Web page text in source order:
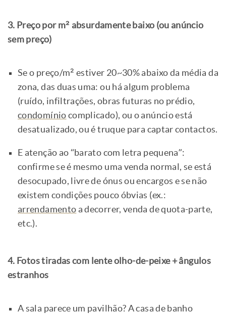
3. Preço por m² absurdamente baixo (ou anúncio
sem preço)
Se o preço/m² estiver 20~30% abaixo da média da
zona, das duas uma: ou há algum problema
(ruído, infiltrações, obras futuras no prédio,
condomínio complicado), ou o anúncio está
desatualizado, ou é truque para captar contactos.
E atenção ao “barato com letra pequena”:
confirme se é mesmo uma venda normal, se está
desocupado, livre de ónus ou encargos e se não
existem condições pouco óbvias (ex.:
arrendamento a decorrer, venda de quota-parte,
etc.).
4. Fotos tiradas com lente olho-de-peixe + ângulos
estranhos
A sala parece um pavilhão? A casa de banho